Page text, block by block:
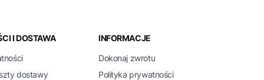
I DOSTAWA
dostawy
INFORMACJE
Dokonaj zwrotu
Polityka prywatności